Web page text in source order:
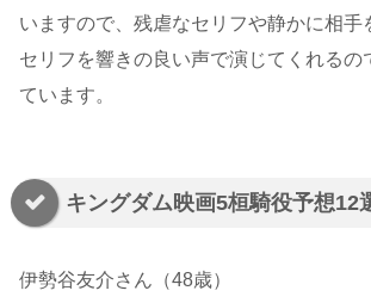
いますので、残虐なセリフや静かに相手
セリフを響きの良い声で演じてくれるの
ています。
キングダム映画5桓騎役予想12
伊勢谷友介さん（48歳）